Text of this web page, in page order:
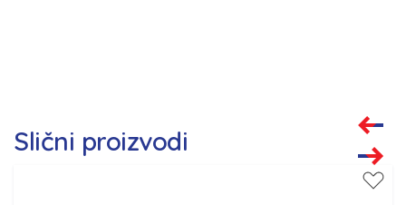
Slični proizvodi